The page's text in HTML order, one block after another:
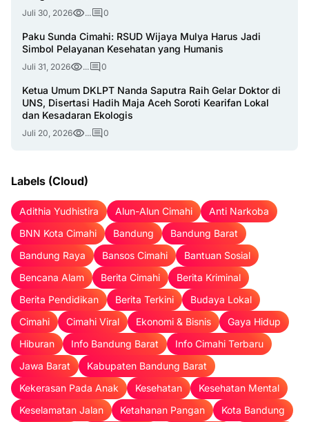
Juli 30, 2026 ... 0
Paku Sunda Cimahi: RSUD Wijaya Mulya Harus Jadi
Simbol Pelayanan Kesehatan yang Humanis
Juli 31, 2026 ... 0
Ketua Umum DKLPT Nanda Saputra Raih Gelar Doktor di
UNS, Disertasi Hadih Maja Aceh Soroti Kearifan Lokal
dan Kesadaran Ekologis
Juli 20, 2026 ... 0
Labels (Cloud)
Adithia Yudhistira Alun-Alun Cimahi
Anti Narkoba
BNN Kota Cimahi
Bandung
Bandung Barat
Bandung Raya
Bansos Cimahi
Bantuan Sosial
Bencana Alam
Berita Cimahi
Berita Kriminal
Berita Pendidikan
Berita Terkini
Budaya Lokal
Cimahi
Cimahi Viral Ekonomi & Bisnis
Gaya Hidup
Hiburan
Info Bandung Barat
Info Cimahi Terbaru
Jawa Barat
Kabupaten Bandung Barat
Kekerasan Pada Anak
Kesehatan
Kesehatan Mental
Keselamatan Jalan
Ketahanan Pangan
Kota Bandung